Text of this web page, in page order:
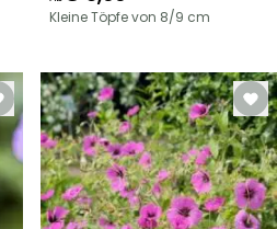
Kleine Töpfe von 8/9 cm